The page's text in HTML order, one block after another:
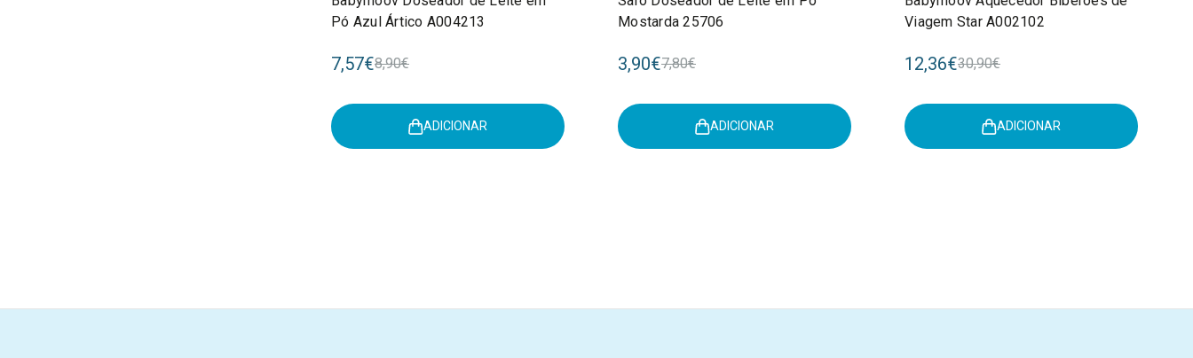
Pó Azul Ártico A004213
7,57€8,90€
ADICIONAR
Mostarda 25706
3,90€7,80€
ADICIONAR
Viagem Star A002102
12,36€30,90€
ADICIONAR